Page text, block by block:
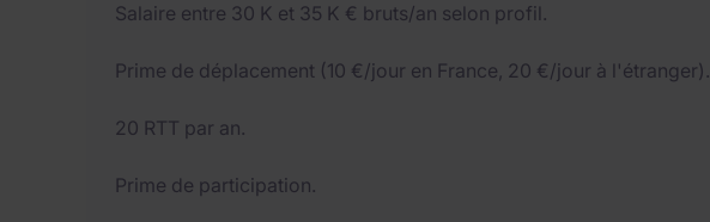
Salaire entre 30 K et 35 K € bruts/an selon profil.
Prime de déplacement (10 €/jour en France, 20 €/jour à l'étranger).
20 RTT par an.
Prime de participation.